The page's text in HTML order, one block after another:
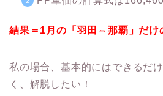
結果＝1月の「羽田⇔那覇」だけ
私の場合、基本的にはできるだ
く、解脱したい！